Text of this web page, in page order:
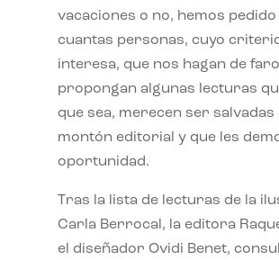
vacaciones o no, hemos pedido
cuantas personas, cuyo
interesa, que nos hagan de
propongan algunas lecturas
que sea, merecen ser salvadas
montón editorial y que les
oportunidad.
Tras la lista de lecturas de la
Carla Berrocal, la editora
el diseñador Ovidi Benet,